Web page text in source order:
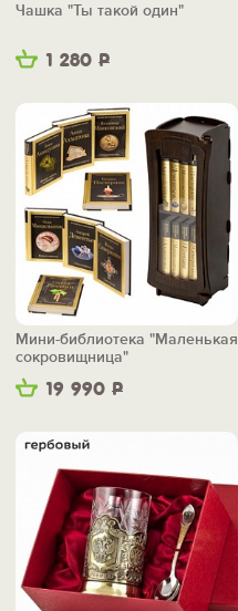
1 280 Р
Чашка "Ты такой один"
19 990 Р
Мини-библиотека "Маленькая
сокровищница"